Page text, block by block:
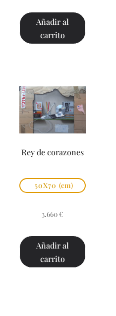
Añadir al
carrito
Rey de corazones
50X70 (cm)
3.660 €
Añadir al
carrito